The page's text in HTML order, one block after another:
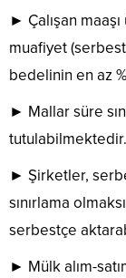
► Çalışan
muafiyet
bedelinin en az
► Mallar süre
tutulabilmektedir.
► Şirketler,
sınırlama
serbestçe
► Mülk alım-